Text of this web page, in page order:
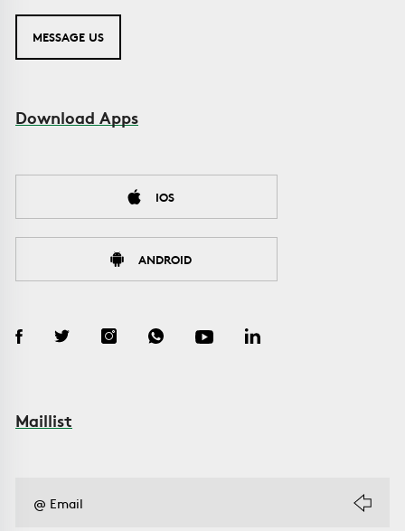
MESSAGE US
Download Apps
IOS
ANDROID
Maillist